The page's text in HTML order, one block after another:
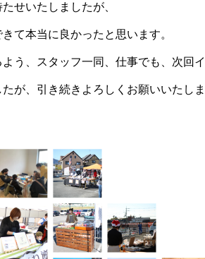
せいたしましたが、
て本当に良かったと思います。
う、スタッフ一同、仕事でも、次回
が、引き続きよろしくお願いいたしま